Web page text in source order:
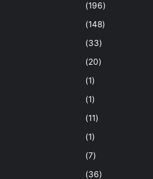
(196)
(148)
(33)
(20)
(1)
(1)
(11)
(1)
(7)
(36)